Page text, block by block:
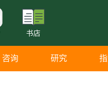
书店
咨询 研究